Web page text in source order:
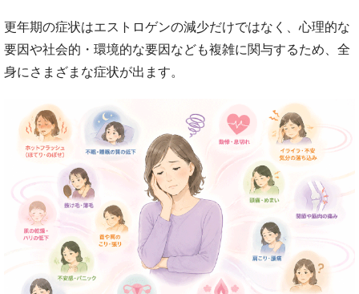
更年期の症状はエストロゲンの減少だけではなく、心理的な
要因や社会的・環境的な要因なども複雑に関与するため、全
身にさまざまな症状が出ます。